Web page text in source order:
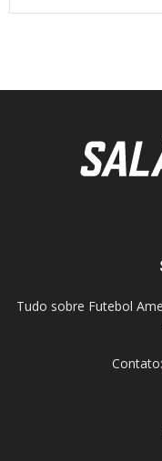
Tudo sobre Futebol
Contato: